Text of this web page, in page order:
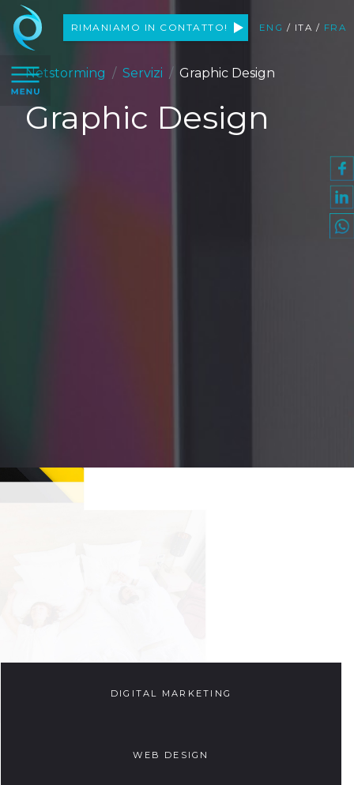
Netstorming
RIMANIAMO IN CONTATTO! ENG / ITA / FRA
apri il menu
Netstorming Servizi Graphic Design
Graphic Design
DIGITAL MARKETING
WEB DESIGN